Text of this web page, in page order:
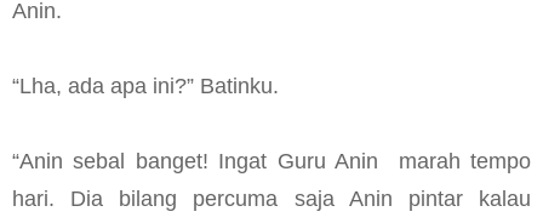
Anin.
“Lha, ada apa ini?” Batinku.
“Anin sebal banget! Ingat Guru Anin marah tempo
hari. Dia bilang percuma saja Anin pintar kalau